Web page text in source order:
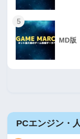
5
MD版
PCエンジン・